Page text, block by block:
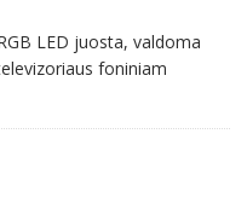
LED juosta, valdoma
foniniam